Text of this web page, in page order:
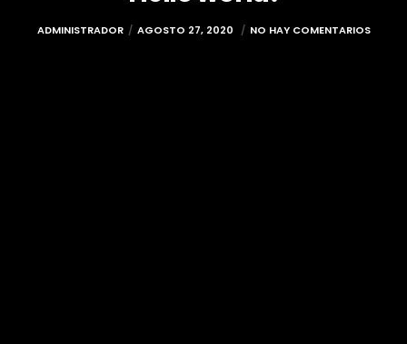
ADMINISTRADOR AGOSTO 27, 2020 NO HAY COMENTARIOS